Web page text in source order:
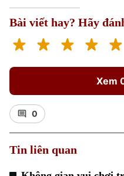
Bài viết hay? Hãy
Xem
0
Tin liên quan